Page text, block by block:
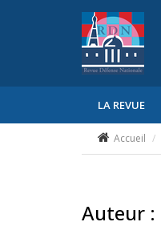
LA REVUE
Accueil
Auteur :